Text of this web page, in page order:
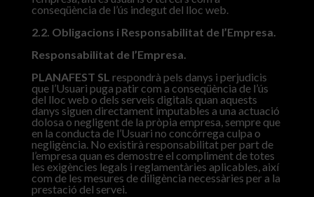
conseqüència de l’ús indegut del lloc web.
2.2. Obligacions i Responsabilitat de l’Empresa.
Responsabilitat de l’Empresa.
PLANAFEST SL respondrà pels danys i perjudicis
que l’Usuari puga patir com a conseqüència de l’ús
del lloc web o dels serveis digitals quan aquests
danys siguen directament imputables a una actuació
dolosa o negligent de la pròpia empresa, sempre que
en la conducta de l’Usuari no concórrega culpa o
negligència. No existirà responsabilitat per part de
l’empresa quan es demostre el compliment de totes
les exigències legals i reglamentàries aplicables, així
com de les mesures de diligència necessàries per a la
prestació del servei.